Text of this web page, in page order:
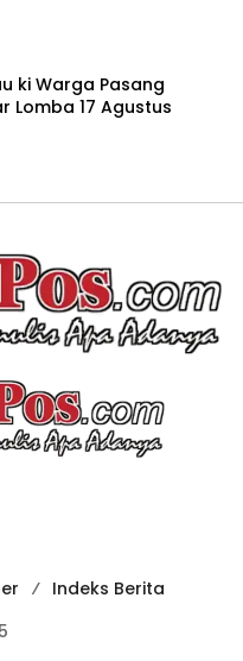
ki Warga Pasang
Lomba 17 Agustus
Indeks Berita